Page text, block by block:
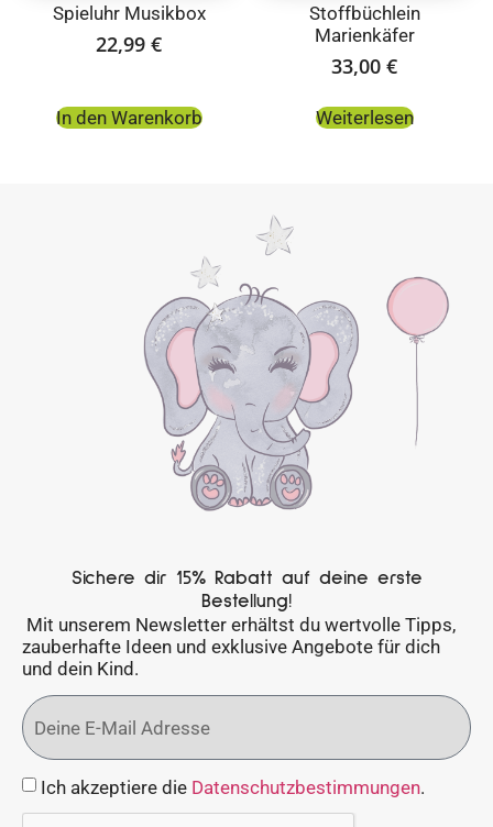
Spieluhr Musikbox
22,99 €
In den Warenkorb
Stoffbüchlein
Marienkäfer
33,00 €
Weiterlesen
Sichere dir 15% Rabatt auf deine erste
Bestellung!
Mit unserem Newsletter erhältst du wertvolle Tipps,
zauberhafte Ideen und exklusive Angebote für dich
und dein Kind.
Ich akzeptiere die Datenschutzbestimmungen.